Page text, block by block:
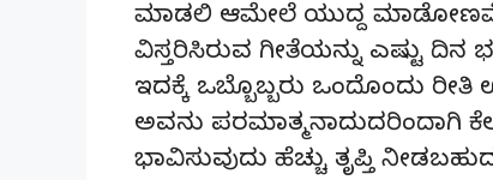
ಮಾಡಲಿ ಆಮೇಲೆ ಯುದ್ದ
ವಿಸ್ತರಿಸಿರುವ ಗೀತೆಯನ್ನು ಎಷ್ಟು ದಿನ
ಇದಕ್ಕೆ ಒಬ್ಬೊಬ್ಬರು ಒಂದೊಂದು
ಅವನು ಪರಮಾತ್ಮನಾದುದರಿಂದಾಗಿ
ಭಾವಿಸುವುದು ಹೆಚ್ಚು ತೃಪ್ತಿ